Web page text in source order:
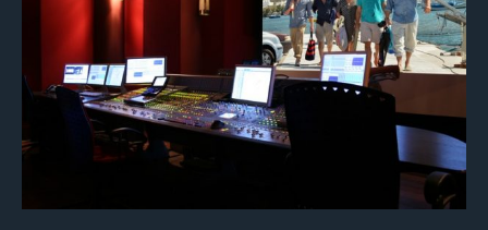
entreprises
le
secteur
doublage